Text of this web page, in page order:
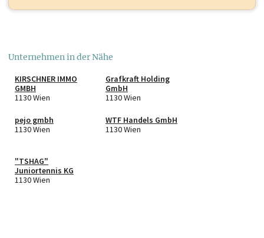
Unternehmen in der Nähe
KIRSCHNER IMMO
GMBH
1130 Wien
Grafkraft Holding
GmbH
1130 Wien
pejo gmbh
1130 Wien
WTF Handels GmbH
1130 Wien
"TSHAG"
Juniortennis KG
1130 Wien